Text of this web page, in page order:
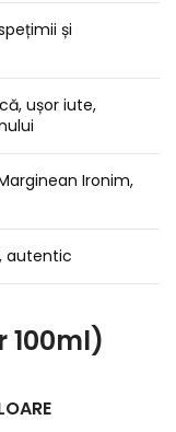
și
ușor iute,
Ironim,
autentic
100ml)